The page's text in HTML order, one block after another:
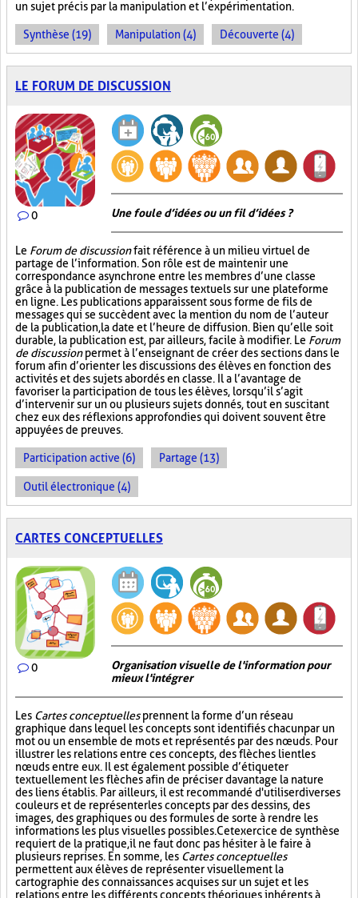
un sujet précis par la manipulation et l’expérimentation.
Synthèse (19) Manipulation (4) Découverte (4)
LE FORUM DE DISCUSSION
0 Une foule d’idées ou un fil d’idées ?
Le Forum de discussionfait référence à un milieu virtuel de
partage de l’information. Son rôle est de maintenir une
correspondance asynchrone entre les membres d’une classe
grâce à la publication de messages textuels sur une plateforme
en ligne. Les publications apparaissent sous forme de fils de
messages qui se succèdent avec la mention du nom de l’auteur
de la publication, la date et l’heure de diffusion. Bien qu’elle soit
durable, la publication est, par ailleurs, facile à modifier. Le Forum
de discussionpermet à l’enseignant de créer des sections dans le
forum afin d’orienter les discussions des élèves en fonction des
activités et des sujets abordés en classe. Il a l’avantage de
favoriser la participation de tous les élèves, lorsqu’il s’agit
d’intervenir sur un ou plusieurs sujets donnés, tout en suscitant
chez eux des réflexions approfondies qui doivent souvent être
appuyées de preuves.
Participation active (6) Partage (13)
Outil électronique (4)
CARTES CONCEPTUELLES
0
Organisation visuelle de l'information pour
mieux l'intégrer
Les Cartes conceptuellesprennent la forme d’un réseau
graphique dans lequel les concepts sont identifiés chacun par un
mot ou un ensemble de mots et représentés par des nœuds. Pour
illustrer les relations entre ces concepts, des flèches lient les
nœuds entre eux. Il est également possible d’étiqueter
textuellement les flèches afin de préciser davantage la nature
des liens établis. Par ailleurs, il est recommandé d'utiliser diverses
couleurs et de représenter les concepts par des dessins, des
images, des graphiques ou des formules de sorte à rendre les
informations les plus visuelles possibles. Cet exercice de synthèse
requiert de la pratique, il ne faut donc pas hésiter à le faire à
plusieurs reprises. En somme, les Cartes conceptuelles
permettent aux élèves de représenter visuellement la
cartographie des connaissances acquises sur un sujet et les
relations entre les différents concepts théoriques inhérents à